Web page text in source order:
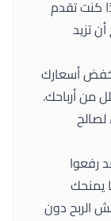
كنت تقدم
تزيد
أسعارك
من أرباحك.
رفعوا
يمنحك
الربح دون